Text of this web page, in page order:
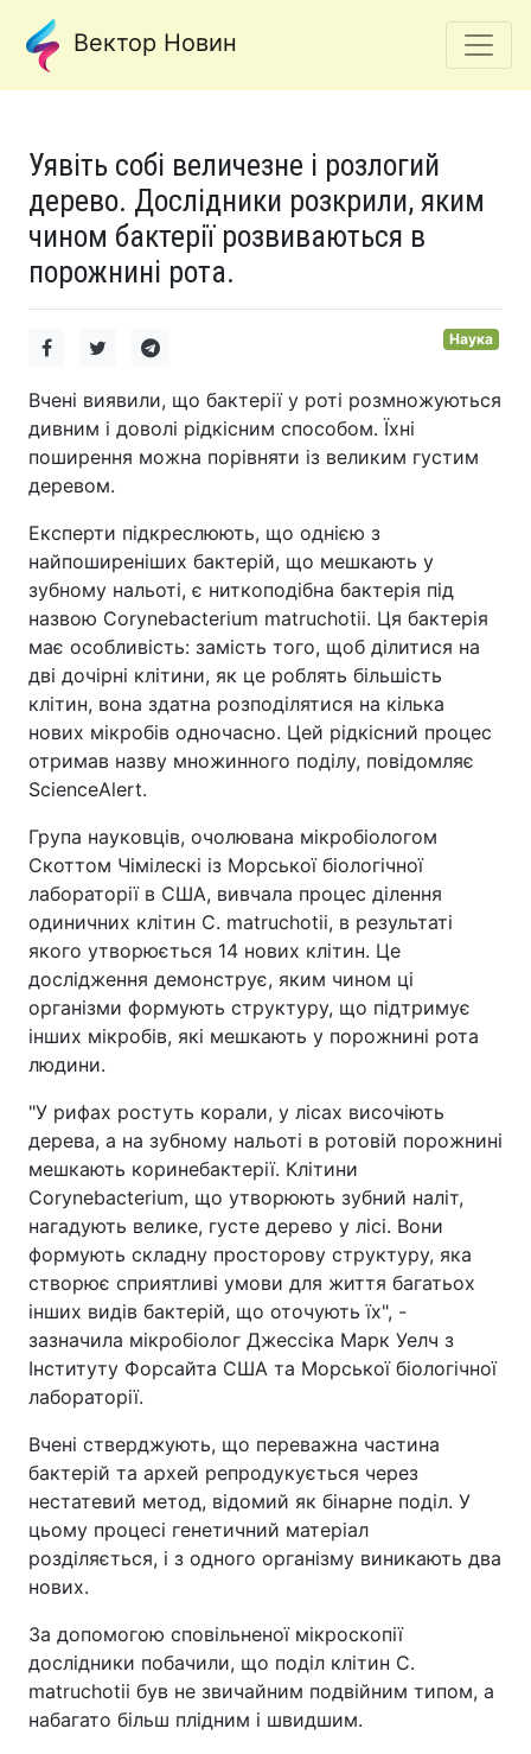
Вектор Новин
Уявіть собі величезне і розлогий
дерево. Дослідники розкрили, яким
чином бактерії розвиваються в
порожнині рота.
Наука
Вчені виявили, що бактерії у роті розмножуються
дивним і доволі рідкісним способом. Їхні
поширення можна порівняти із великим густим
деревом.
Експерти підкреслюють, що однією з
найпоширеніших бактерій, що мешкають у
зубному нальоті, є ниткоподібна бактерія під
назвою Corynebacterium matruchotii. Ця бактерія
має особливість: замість того, щоб ділитися на
дві дочірні клітини, як це роблять більшість
клітин, вона здатна розподілятися на кілька
нових мікробів одночасно. Цей рідкісний процес
отримав назву множинного поділу, повідомляє
ScienceAlert.
Група науковців, очолювана мікробіологом
Скоттом Чімілескі із Морської біологічної
лабораторії в США, вивчала процес ділення
одиничних клітин C. matruchotii, в результаті
якого утворюється 14 нових клітин. Це
дослідження демонструє, яким чином ці
організми формують структуру, що підтримує
інших мікробів, які мешкають у порожнині рота
людини.
"У рифах ростуть корали, у лісах височіють
дерева, а на зубному нальоті в ротовій порожнині
мешкають коринебактерії. Клітини
Corynebacterium, що утворюють зубний наліт,
нагадують велике, густе дерево у лісі. Вони
формують складну просторову структуру, яка
створює сприятливі умови для життя багатьох
інших видів бактерій, що оточують їх", -
зазначила мікробіолог Джессіка Марк Уелч з
Інституту Форсайта США та Морської біологічної
лабораторії.
Вчені стверджують, що переважна частина
бактерій та архей репродукується через
нестатевий метод, відомий як бінарне поділ. У
цьому процесі генетичний матеріал
розділяється, і з одного організму виникають два
нових.
За допомогою сповільненої мікроскопії
дослідники побачили, що поділ клітин C.
matruchotii був не звичайним подвійним типом, а
набагато більш плідним і швидшим.